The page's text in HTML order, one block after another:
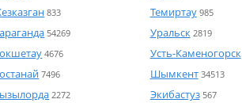
833
54269
4676
7496
2272
Темиртау 985
Уральск 2819
Усть-Каменогорск
Шымкент 34513
Экибастуз 567